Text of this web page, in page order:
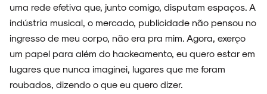
uma rede efetiva que, junto comigo, disputam espaços. A
indústria musical, o mercado, publicidade não pensou no
ingresso de meu corpo, não era pra mim. Agora, exerço
um papel para além do hackeamento, eu quero estar em
lugares que nunca imaginei, lugares que me foram
roubados, dizendo o que eu quero dizer.